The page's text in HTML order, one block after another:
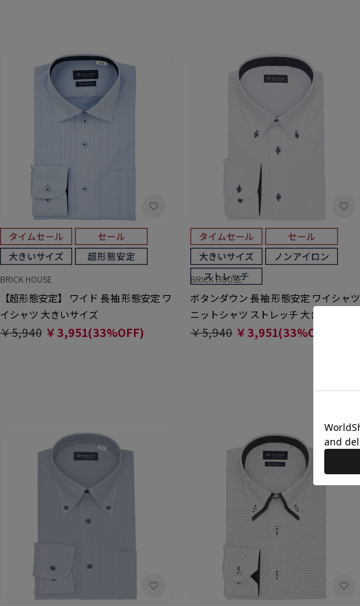
BRICK HOUSE
【超形態安定】 ワイド 長袖 形態安定 ワ
イシャツ 大きいサイズ
￥5,940 ￥3,951(33%OFF)
BRICK HOUSE
ボタンダウン 長袖 形態安定 ワイシャツ
ニットシャツ ストレッチ 大きいサイズ
￥5,940 ￥3,951(33%OFF)